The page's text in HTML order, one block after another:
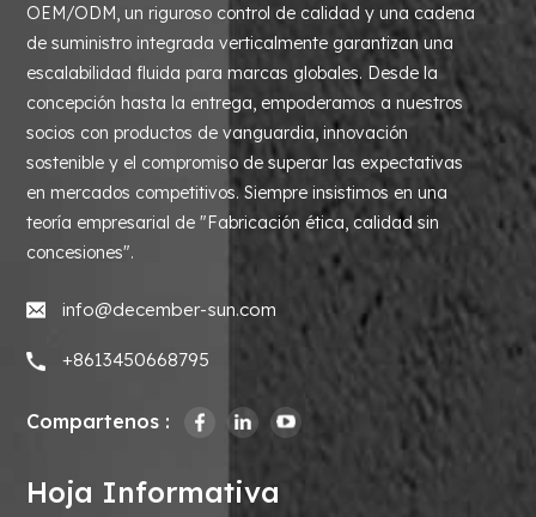
OEM/ODM, un riguroso control de calidad y una cadena
de suministro integrada verticalmente garantizan una
escalabilidad fluida para marcas globales. Desde la
concepción hasta la entrega, empoderamos a nuestros
socios con productos de vanguardia, innovación
sostenible y el compromiso de superar las expectativas
en mercados competitivos. Siempre insistimos en una
teoría empresarial de "Fabricación ética, calidad sin
concesiones".
info@december-sun.com
+8613450668795
Compartenos :
Hoja Informativa